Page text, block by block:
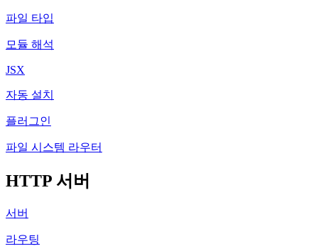
파일 타입
모듈 해석
JSX
자동 설치
플러그인
파일 시스템 라우터
HTTP 서버
서버
라우팅